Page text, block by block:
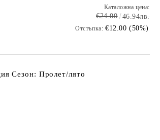
Каталожна цена:
€24.00 46.94лв.
Отстъпка: €12.00 (50%)
Сезон: Пролет/лято